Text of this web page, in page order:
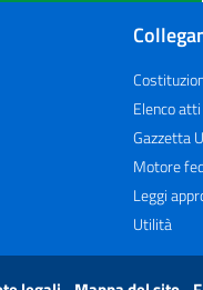
Elenco
Gazzetta
Motore
Leggi
Utilità